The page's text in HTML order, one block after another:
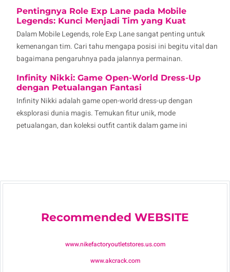
Pentingnya Role Exp Lane pada Mobile
Legends: Kunci Menjadi Tim yang Kuat
Dalam Mobile Legends, role Exp Lane sangat penting untuk
kemenangan tim. Cari tahu mengapa posisi ini begitu vital dan
bagaimana pengaruhnya pada jalannya permainan.
Infinity Nikki: Game Open-World Dress-Up
dengan Petualangan Fantasi
Infinity Nikki adalah game open-world dress-up dengan
eksplorasi dunia magis. Temukan fitur unik, mode
petualangan, dan koleksi outfit cantik dalam game ini
Recommended WEBSITE
www.nikefactoryoutletstores.us.com
www.akcrack.com